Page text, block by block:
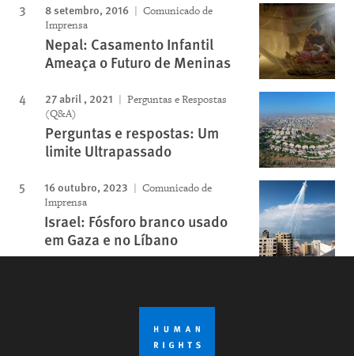
8 setembro, 2016
Comunicado de
Imprensa
Nepal: Casamento Infantil
Ameaça o Futuro de Meninas
27 abril , 2021
Perguntas e Respostas
(Q&A)
Perguntas e respostas: Um
limite Ultrapassado
16 outubro, 2023
Comunicado de
Imprensa
Israel: Fósforo branco usado
em Gaza e no Líbano